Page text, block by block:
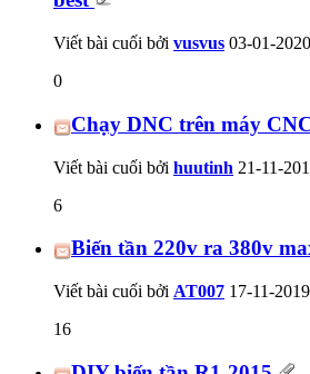
Viết bài cuối bởi vusvus 03-01-2020
0
Chạy DNC trên máy
Viết bài cuối bởi huutinh 21-11-
6
Biến tần 220v ra 380v
Viết bài cuối bởi AT007 17-11-2019
16